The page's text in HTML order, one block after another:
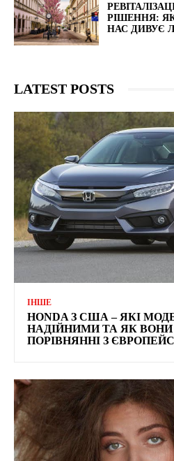
РІШЕННЯ:
НАС ДИВУЄ
LATEST POSTS
ІНШЕ
HONDA З США – ЯКІ
НАДІЙНИМИ ТА ЯК
ПОРІВНЯННІ З